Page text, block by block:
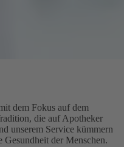
dem Fokus auf dem
die auf Apotheker
unserem Service kümmern
der Menschen.